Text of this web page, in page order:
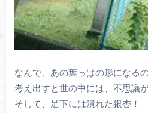
なんで、あの葉っぱの形になる
考え出すと世の中には、不思議
そして、足下には潰れた銀杏！